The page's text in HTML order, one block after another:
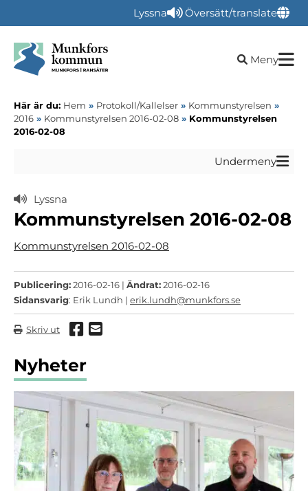
Lyssna Översätt/translate
Öppna
Meny
Här är du: Hem » Protokoll/Kallelser » Kommunstyrelsen »
2016 » Kommunstyrelsen 2016-02-08 » Kommunstyrelsen
2016-02-08
Undermeny
Lyssna
Kommunstyrelsen 2016-02-08
Kommunstyrelsen 2016-02-08
Publicering:2016-02-16 | Ändrat:2016-02-16
Sidansvarig: Erik Lundh | erik.lundh@munkfors.se
Skriv ut Dela via Facebook
Dela via mail
Nyheter